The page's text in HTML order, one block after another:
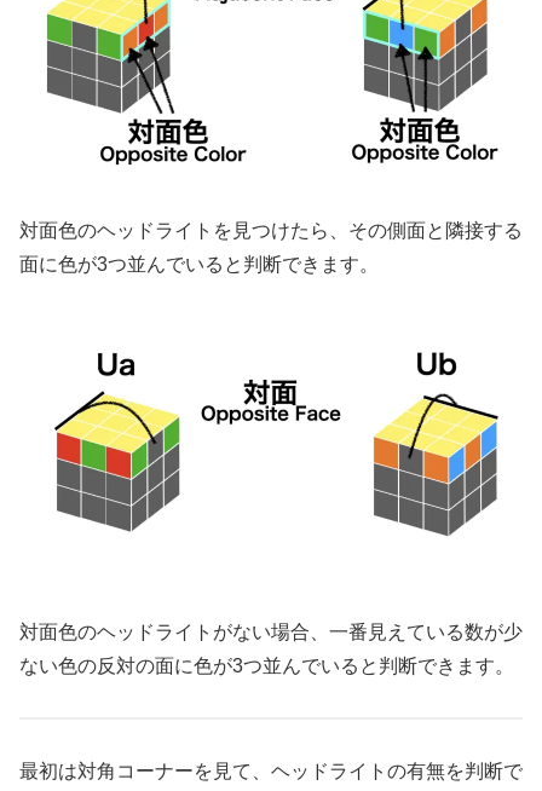
対面色のヘッドライトを見つけたら、その側面と隣接する
面に色が3つ並んでいると判断できます。
対面色のヘッドライトがない場合、一番見えている数が少
ない色の反対の面に色が3つ並んでいると判断できます。
最初は対角コーナーを見て、ヘッドライトの有無を判断で